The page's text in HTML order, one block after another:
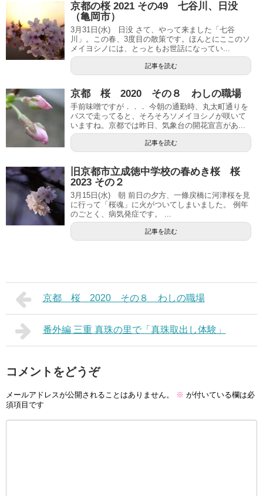
京都の桜 2021 その49 七谷川、日没
（亀岡市）
3月31日(水) 日没 さて、やって来ました「七谷
川」。この春、3度目の散策です。ほんとにここのソ
メイヨシノには、とっともお世話になってい...
記事を読む
京都 桜 2020 その８ わしの職場
手前味噌ですが．．． 今朝の通勤時、丸太町通りを
バスで走ってると、そろそろソメイヨシノが咲いて
いますね。京都では昨日、気象台の開花宣言があ...
記事を読む
旧京都市立成徳中学校の春めき桜 桜
2023 その２
3月15日(水) 朝 前日の夕方、一條戻橋に河津桜を見
に行って「桜魂」に火がついてしまいました。 例年
のごとく、病気発症です。 ...
記事を読む
京都 桜 2020 その８ わしの職場
番外編 三重 真珠の里で「真珠取出し体験」
コメントをどうぞ
メールアドレスが公開されることはありません。 ※ が付いている欄は必
須項目です